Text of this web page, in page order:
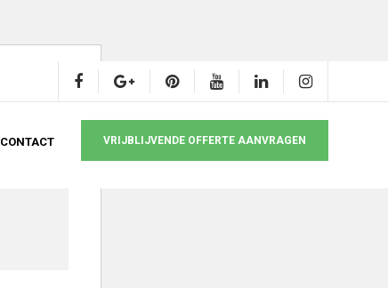
CONTACT VRIJBLIJVENDE OFFERTE AANVRAGEN